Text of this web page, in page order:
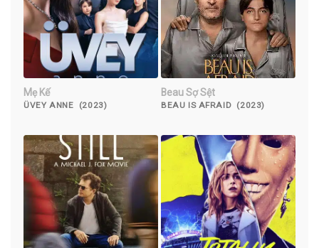
Mẹ Kế
ÜVEY ANNE (2023)
Beau Sợ Sệt
BEAU IS AFRAID (2023)